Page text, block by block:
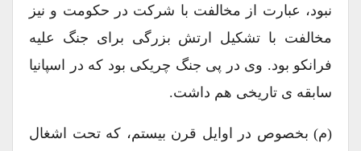
نبود، عبارت از مخالفت با شرکت در حکومت و نیز
مخالفت با تشکیل ارتش بزرگی برای جنگ علیه
فرانکو بود. وی در پی جنگ چریکی بود که در اسپانیا
سابقه ی تاریخی هم داشت.
(م) بخصوص در اوایل قرن بیستم، که تحت اشغال